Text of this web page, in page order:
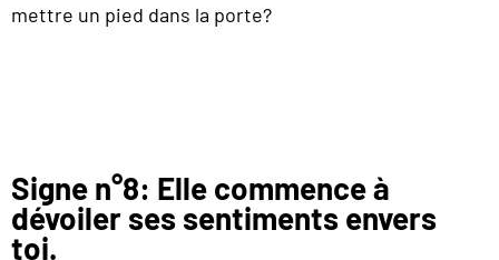
mettre un pied dans la porte?
Signe n°8: Elle commence à
dévoiler ses sentiments envers
toi.